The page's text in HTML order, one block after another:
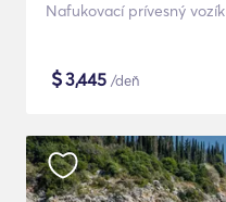
Nafukovací prívesný vozík
$3,445 /deň